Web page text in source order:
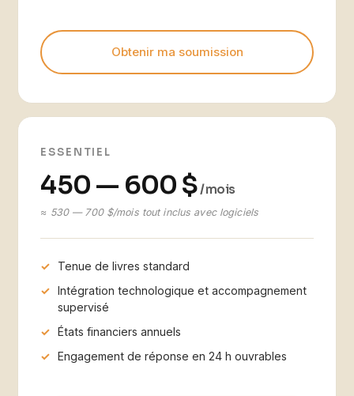
Obtenir ma soumission
ESSENTIEL
450 — 600 $/ mois
≈ 530 — 700 $/mois tout inclus avec logiciels
Tenue de livres standard
Intégration technologique et accompagnement
supervisé
États financiers annuels
Engagement de réponse en 24 h ouvrables